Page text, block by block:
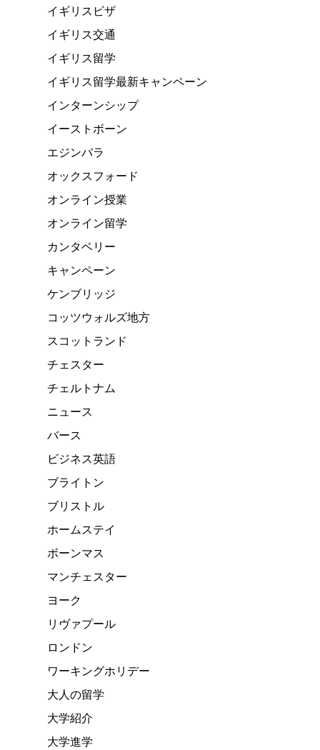
イギリスビザ
イギリス交通
イギリス留学
イギリス留学最新キャンペーン
インターンシップ
イーストボーン
エジンバラ
オックスフォード
オンライン授業
オンライン留学
カンタベリー
キャンペーン
ケンブリッジ
コッツウォルズ地方
スコットランド
チェスター
チェルトナム
ニュース
バース
ビジネス英語
ブライトン
ブリストル
ホームステイ
ボーンマス
マンチェスター
ヨーク
リヴァプール
ロンドン
ワーキングホリデー
大人の留学
大学紹介
大学進学